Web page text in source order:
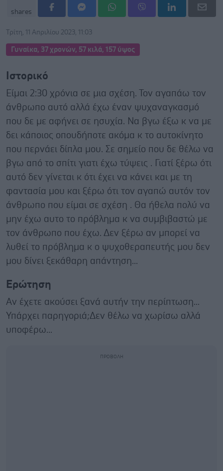
shares
Τρίτη, 11 Απριλίου 2023, 11:03
Γυναίκα, 37 χρονών, 57 κιλά, 157 ύψος
Ιστορικό
Είμαι 2:30 χρόνια σε μια σχέση. Τον αγαπάω τον
άνθρωπο αυτό αλλά έχω έναν ψυχαναγκασμό
που δε με αφήνει σε ησυχία. Να βγω έξω κ να με
δει κάποιος οπουδήποτε ακόμα κ το αυτοκίνητο
που περνάει δίπλα μου. Σε σημείο που δε θέλω να
βγω από το σπίτι γιατι έχω τύψεις . Γιατί ξέρω ότι
αυτό δεν γίνεται κ ότι έχει να κάνει και με τη
φαντασία μου και ξέρω ότι τον αγαπώ αυτόν τον
άνθρωπο που είμαι σε σχέση . Θα ήθελα πολύ να
μην έχω αυτο το πρόβλημα κ να συμβιβαστώ με
τον άνθρωπο που έχω. Δεν ξέρω αν μπορεί να
λυθεί το πρόβλημα κ ο ψυχοθεραπευτής μου δεν
μου δίνει ξεκάθαρη απάντηση...
Ερώτηση
Αν έχετε ακούσει ξανά αυτήν την περίπτωση...
Υπάρχει παρηγοριά;Δεν θέλω να χωρίσω αλλά
υποφέρω...